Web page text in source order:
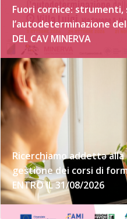
Fuori cornice:
l’autodeterminazione
DEL CAV MINERVA
Ricerchiamo addettə
gestione dei corsi di
ENTRO IL 31/08/2026